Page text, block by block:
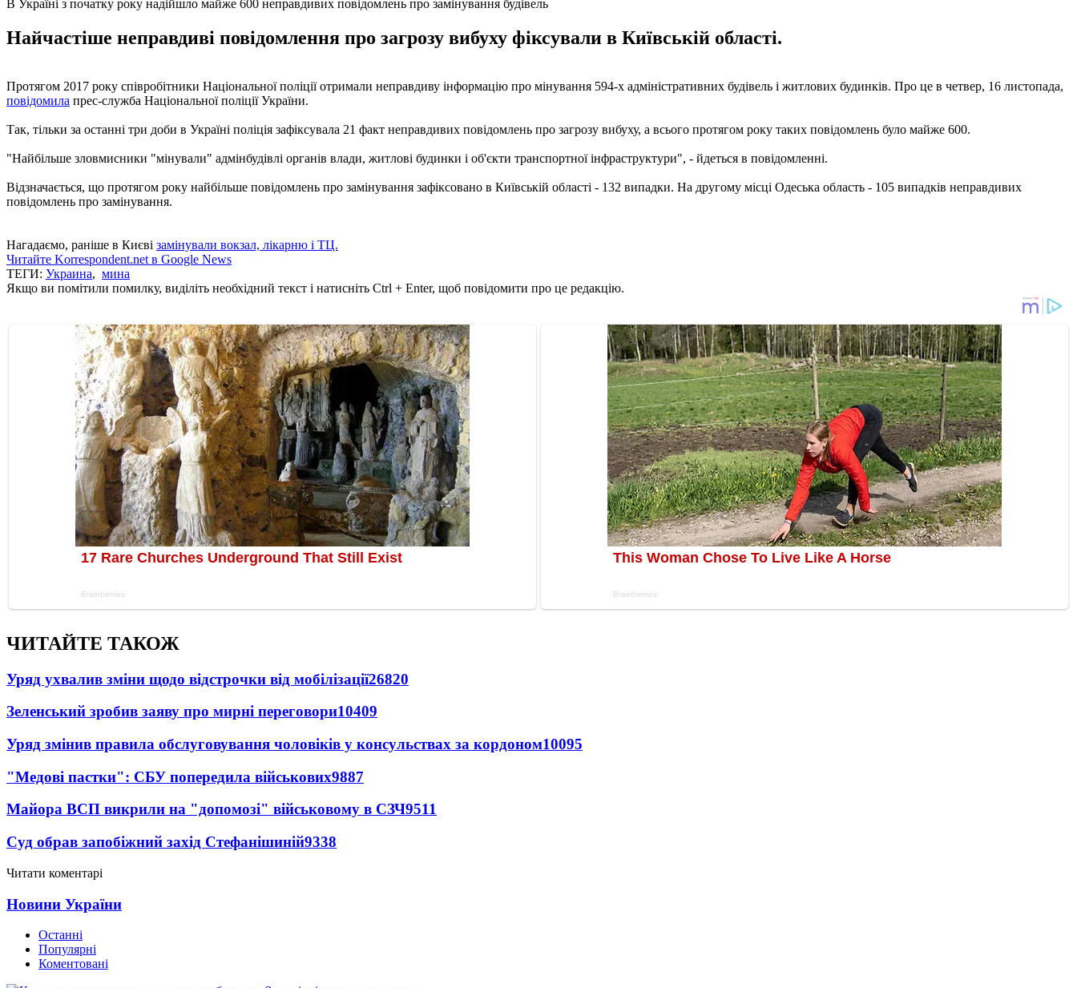
В Україні з початку року надійшло майже 600 неправдивих повідомлень про замінування будівель
Найчастіше неправдиві повідомлення про загрозу вибуху фіксували в Київській області.
Протягом 2017 року співробітники Національної поліції отримали неправдиву інформацію про мінування 594-х адміністративних будівель і житлових будинків. Про це в четвер, 16 листопада,
повідомила прес-служба Національної поліції України.
Так, тільки за останні три доби в Україні поліція зафіксувала 21 факт неправдивих повідомлень про загрозу вибуху, а всього протягом року таких повідомлень було майже 600.
"Найбільше зловмисники "мінували" адмінбудівлі органів влади, житлові будинки і об'єкти транспортної інфраструктури", - йдеться в повідомленні.
Відзначається, що протягом року найбільше повідомлень про замінування зафіксовано в Київській області - 132 випадки. На другому місці Одеська область - 105 випадків неправдивих
повідомлень про замінування.
Нагадаємо, раніше в Києві замінували вокзал, лікарню і ТЦ.
Читайте Korrespondent.net в Google News
ТЕГИ: Украина, мина
Якщо ви помітили помилку, виділіть необхідний текст і натисніть Ctrl + Enter, щоб повідомити про це редакцію.
ЧИТАЙТЕ ТАКОЖ
Уряд ухвалив зміни щодо відстрочки від мобілізації26820
Зеленський зробив заяву про мирні переговори10409
Уряд змінив правила обслуговування чоловіків у консульствах за кордоном10095
"Медові пастки": СБУ попередила військових9887
Майора ВСП викрили на "допомозі" військовому в СЗЧ9511
Суд обрав запобіжний захід Стефанішиній9338
Читати коментарі
Новини України
Останні
Популярні
Коментовані